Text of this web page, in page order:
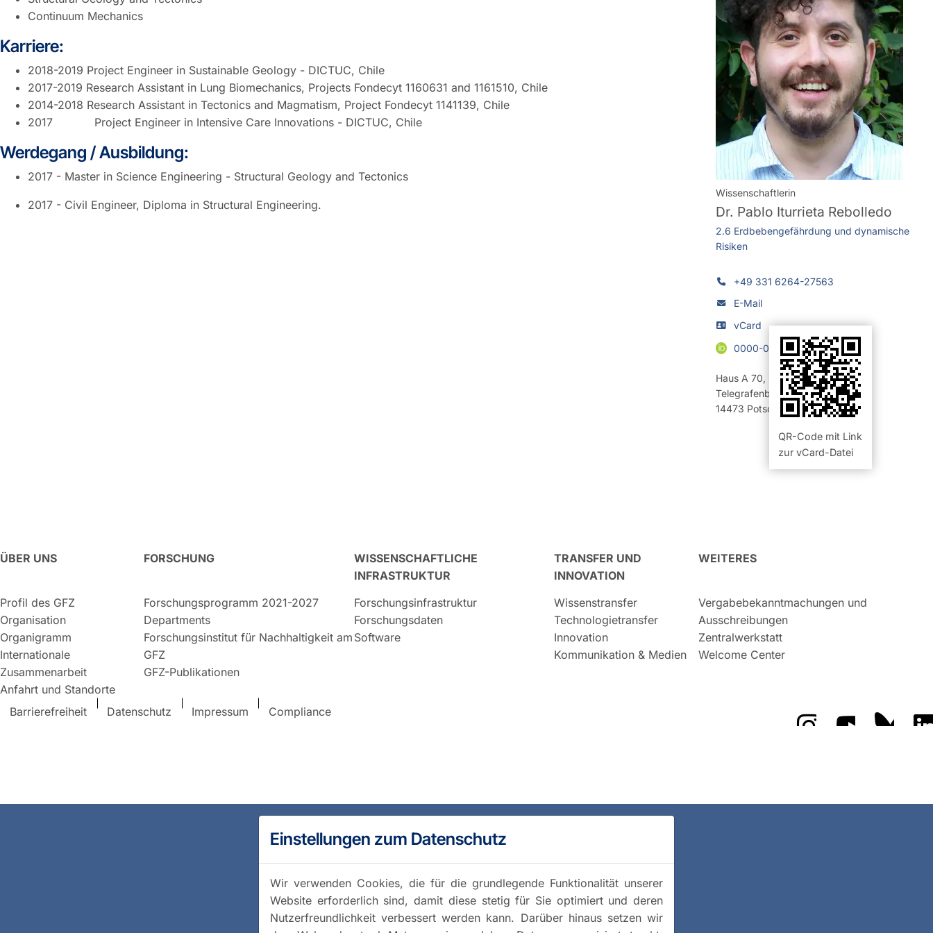
Wissenschaftlerin
Dr. Pablo Iturrieta Rebolledo
2.6 Erdbebengefährdung und dynamische
Risiken
+49 331 6264-27563
E-Mail
vCard
QR-Code mit Link
zur vCard-Datei
0000-0002-4787-1343
Haus A 70,
Raum 220 (Büro)
Telegrafenberg
14473 Potsdam
Continuum Mechanics
Karriere:
2018-2019 Project Engineer in Sustainable Geology - DICTUC, Chile
2017-2019 Research Assistant in Lung Biomechanics, Projects Fondecyt 1160631 and 1161510, Chile
2014-2018 Research Assistant in Tectonics and Magmatism, Project Fondecyt 1141139, Chile
2017 Project Engineer in Intensive Care Innovations - DICTUC, Chile
Werdegang / Ausbildung:
2017 - Master in Science Engineering - Structural Geology and Tectonics
2017 - Civil Engineer, Diploma in Structural Engineering.
ÜBER UNS
Profil des GFZ
Organisation
Organigramm
Internationale
Zusammenarbeit
Anfahrt und Standorte
FORSCHUNG
Forschungsprogramm 2021-2027
Departments
Forschungsinstitut für Nachhaltigkeit am
GFZ
GFZ-Publikationen
WISSENSCHAFTLICHE
INFRASTRUKTUR
Forschungsinfrastruktur
Forschungsdaten
Software
TRANSFER UND
INNOVATION
Wissenstransfer
Technologietransfer
Innovation
Kommunikation & Medien
WEITERES
Vergabebekanntmachungen und
Ausschreibungen
Zentralwerkstatt
Welcome Center
Barrierefreiheit Datenschutz Impressum Compliance Das GFZ aufDas GFZ auf
Das
Einstellungen zum Datenschutz
Wir verwenden Cookies, die für die grundlegende Funktionalität unserer
Website erforderlich sind, damit diese stetig für Sie optimiert und deren
Nutzerfreundlichkeit verbessert werden kann. Darüber hinaus setzen wir